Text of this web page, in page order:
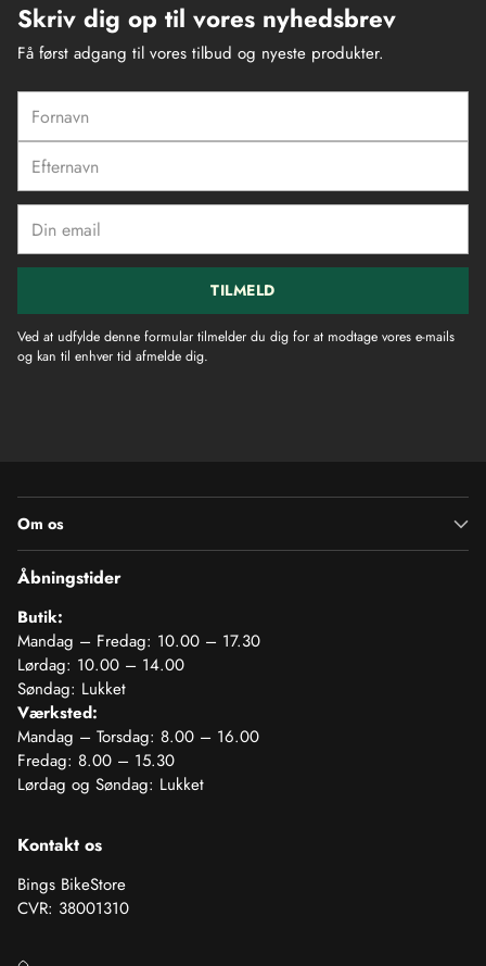
Skriv dig op til vores nyhedsbrev
Få først adgang til vores tilbud og nyeste produkter.
email
TILMELD
Ved at udfylde denne formular tilmelder du dig for at modtage vores e-mails
og kan til enhver tid afmelde dig.
Om os
Åbningstider
Butik:
Mandag – Fredag: 10.00 – 17.30
Lørdag: 10.00 – 14.00
Søndag: Lukket
Værksted:
Mandag – Torsdag: 8.00 – 16.00
Fredag: 8.00 – 15.30
Lørdag og Søndag: Lukket
Kontakt os
Bings BikeStore
CVR: 38001310